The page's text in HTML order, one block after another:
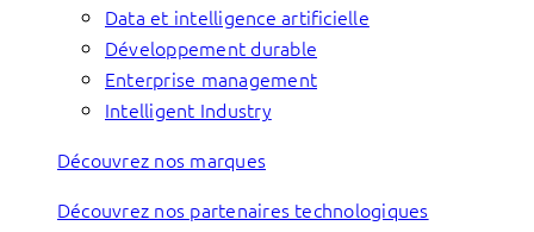
Data et intelligence artificielle
Développement durable
Enterprise management
Intelligent Industry
Découvrez nos marques
Découvrez nos partenaires technologiques